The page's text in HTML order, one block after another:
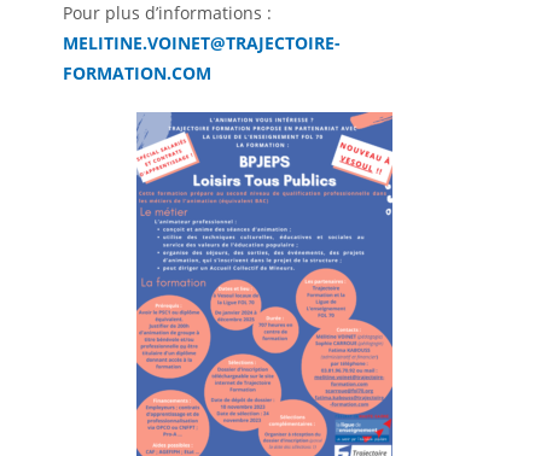
Pour plus d’informations :
MELITINE.VOINET@TRAJECTOIRE-
FORMATION.COM